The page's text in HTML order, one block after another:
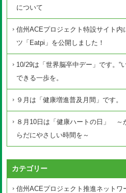
について
信州ACEプロジェクト特設サイト内
ツ「Eatpi」を公開しました！
10/29は「世界脳卒中デー」です。“
できる一歩を。
９月は「健康増進普及月間」です。
８月10日は「健康ハートの日」 ～
らだにやさしい時間を～
カテゴリー
信州ACEプロジェクト推進ネットワ